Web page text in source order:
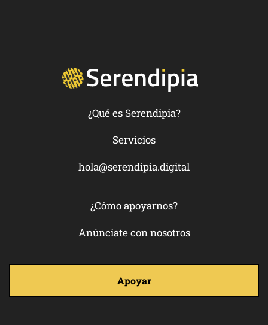
¿Qué es Serendipia?
Servicios
hola@serendipia.digital
¿Cómo apoyarnos?
Anúnciate con nosotros
Apoyar